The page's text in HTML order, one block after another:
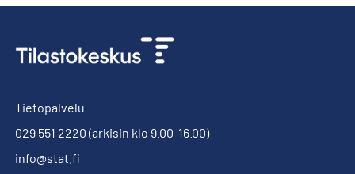
Tietopalvelu
029 551 2220 (arkisin klo 9.00-16.00)
info@stat.fi